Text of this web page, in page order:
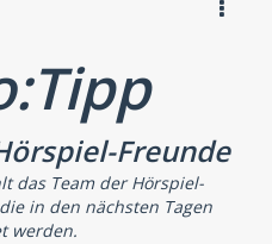
Freunde
das Team der Hörspiel-
in den nächsten Tagen
werden.